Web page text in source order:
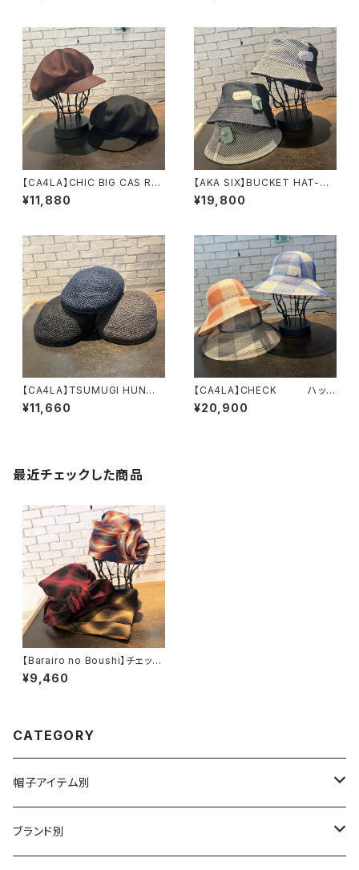
【CA4LA】CHIC BIG CAS RC
キャスケット DOU0
2171
¥11,880
【AKA SIX】BUCKET HAT-HA
LF N HALF / NEW DENIM / S
TRIPE DENIM ハット
¥19,800
【CA4LA】TSUMUGI HUN
ハンチング ZKN027
23
¥11,660
【CA4LA】CHECK ハッ
ト KTZ02673
¥20,900
最近チェックした商品
【Barairo no Boushi】チェック
ターバン娘 その他帽子
¥9,460
CATEGORY
帽子アイテム別
ハット
ブランド別